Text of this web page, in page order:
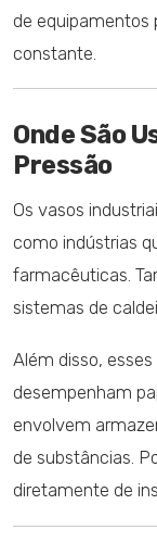
de equipamentos
constante.
Onde São
Pressão
Os vasos
como indústrias
farmacêuticas.
sistemas de
Além disso,
desempenham
envolvem
de substâncias.
diretamente de